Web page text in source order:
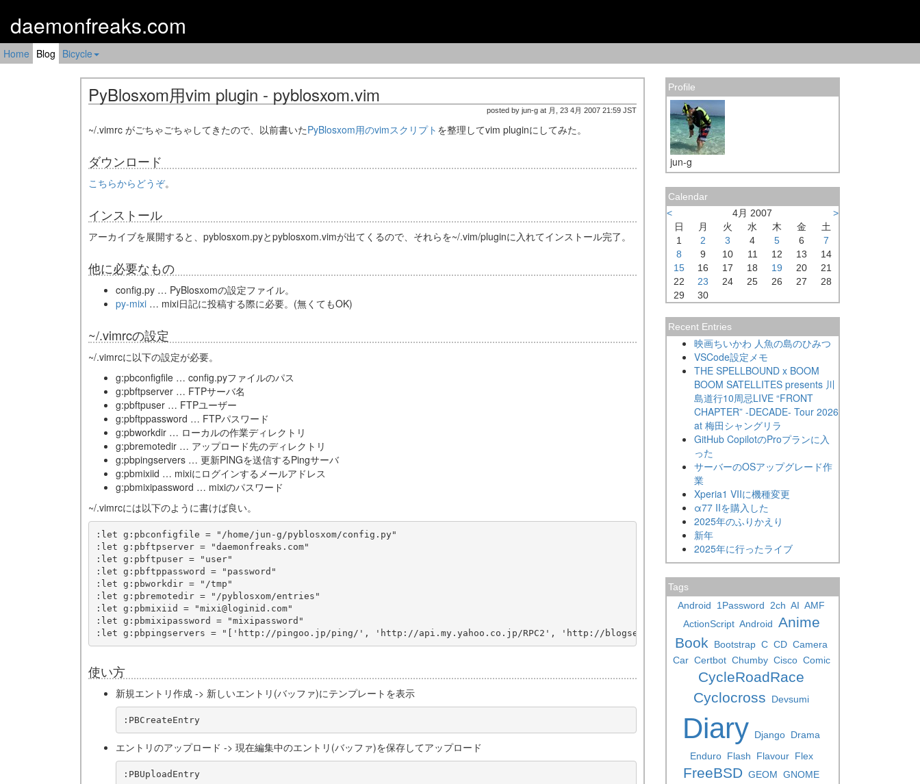
daemonfreaks.com
Home Blog Bicycle
PyBlosxom用vim plugin - pyblosxom.vim
posted by jun-g at 月, 23 4月 2007 21:59 JST
~/.vimrc がごちゃごちゃしてきたので、以前書いたPyBlosxom用のvimスクリプト を整理してvim pluginにしてみた。
ダウンロード
こちらからどうぞ。
インストール
アーカイブを展開すると、pyblosxom.pyとpyblosxom.vimが出てくるので、それらを~/.vim/pluginに入れてインストール完了。
他に必要なもの
config.py … PyBlosxomの設定ファイル。
py-mixi … mixi日記に投稿する際に必要。(無くてもOK)
~/.vimrcの設定
~/.vimrcに以下の設定が必要。
g:pbconfigfile … config.pyファイルのパス
g:pbftpserver … FTPサーバ名
g:pbftpuser … FTPユーザー
g:pbftppassword … FTPパスワード
g:pbworkdir … ローカルの作業ディレクトリ
g:pbremotedir … アップロード先のディレクトリ
g:pbpingservers … 更新PINGを送信するPingサーバ
g:pbmixiid … mixiにログインするメールアドレス
g:pbmixipassword … mixiのパスワード
~/.vimrcには以下のように書けば良い。
:let g:pbconfigfile = "/home/jun-g/pyblosxom/config.py"
:let g:pbftpserver = "daemonfreaks.com"
:let g:pbftpuser = "user"
:let g:pbftppassword = "password"
:let g:pbworkdir = "/tmp"
:let g:pbremotedir = "/pyblosxom/entries"
:let g:pbmixiid = "mixi@loginid.com"
:let g:pbmixipassword = "mixipassword"
使い方
新規エントリ作成 -> 新しいエントリ(バッファ)にテンプレートを表示
:PBCreateEntry
エントリのアップロード -> 現在編集中のエントリ(バッファ)を保存してアップロード
:PBUploadEntry
Profile
jun-g
Calendar
<
4月 2007
>
日
月 火 水 木 金
土
1
2 3 4 5 6
7
8
9 10 11 12 13
14
15
16 17 18 19 20
21
22
23 24 25 26 27
28
29
30
Recent Entries
映画ちいかわ 人魚の島のひみつ
VSCode設定メモ
THE SPELLBOUND x BOOM
BOOM SATELLITES presents 川
島道行10周忌LIVE “FRONT
CHAPTER” -DECADE- Tour 2026
at 梅田シャングリラ
GitHub CopilotのProプランに入
った
サーバーのOSアップグレード作
業
Xperia1 VIIに機種変更
α77 IIを購入した
2025年のふりかえり
新年
2025年に行ったライブ
Tags
Android
1Password 2ch AI AMF
ActionScript Android Anime
Book
Bootstrap C CD Camera
Car Certbot Chumby Cisco Comic
CycleRoadRace
Cyclocross
Devsumi
Diary Django Drama
Enduro Flash Flavour Flex
FreeBSD GEOM GNOME